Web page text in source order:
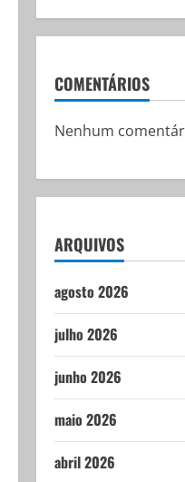
COMENTÁRIOS
Nenhum
ARQUIVOS
agosto 2026
julho 2026
junho 2026
maio 2026
abril 2026